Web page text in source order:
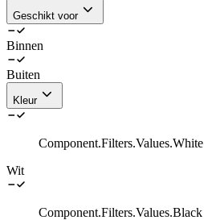
Geschikt voor
Binnen
Buiten
Kleur
Component.Filters.Values.White
Wit
Component.Filters.Values.Black